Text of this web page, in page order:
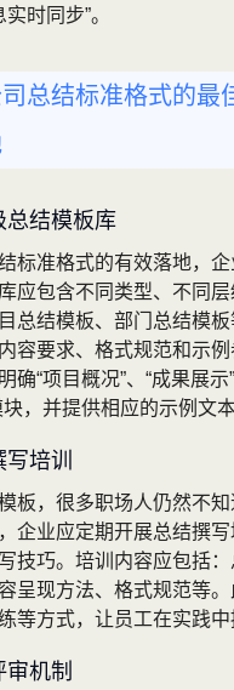
时同步”。
总结标准格式的最
总结模板库
标准格式的有效落地，
应包含不同类型、不同
总结模板、部门总结模
容要求、格式规范和示
确“项目概况”、“成果展示
，并提供相应的示例文
培训
板，很多职场人仍然不
企业应定期开展总结撰
技巧。培训内容应包括
呈现方法、格式规范等
等方式，让员工在实践中
机制